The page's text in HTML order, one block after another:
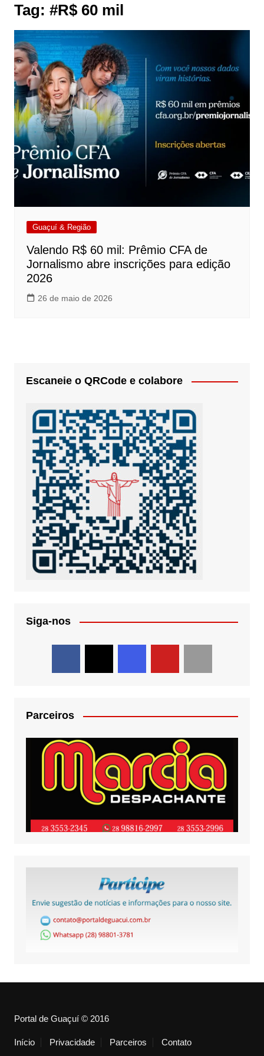
Tag: #R$ 60 mil
Guaçuí & Região
Valendo R$ 60 mil: Prêmio CFA de
Jornalismo abre inscrições para edição
2026
26 de maio de 2026
Escaneie o QRCode e colabore
Siga-nos
Parceiros
Portal de Guaçuí © 2016
Início Privacidade Parceiros Contato